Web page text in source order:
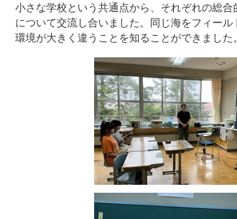
小さな学校という共通点から、それぞれの総
について交流し合いました。同じ海をフィール
環境が大きく違うことを知ることができました。